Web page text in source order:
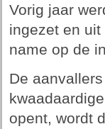
Vorig jaar
ingezet en
name op de
De
opent, wordt